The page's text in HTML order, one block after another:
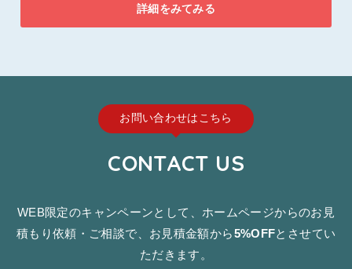
詳細をみてみる
お問い合わせはこちら
CONTACT US
WEB限定のキャンペーンとして、ホームページからのお見
積もり依頼・ご相談で、お見積金額から5%OFFとさせてい
ただきます。